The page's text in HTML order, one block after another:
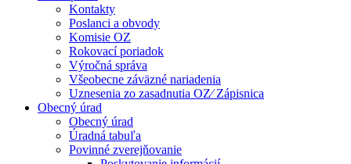
Kontakty
Poslanci a obvody
Komisie OZ
Rokovací poriadok
Výročná správa
Všeobecne záväzné nariadenia
Uznesenia zo zasadnutia OZ⁄ Zápisnica
Obecný úrad
Obecný úrad
Úradná tabuľa
Povinné zverejňovanie